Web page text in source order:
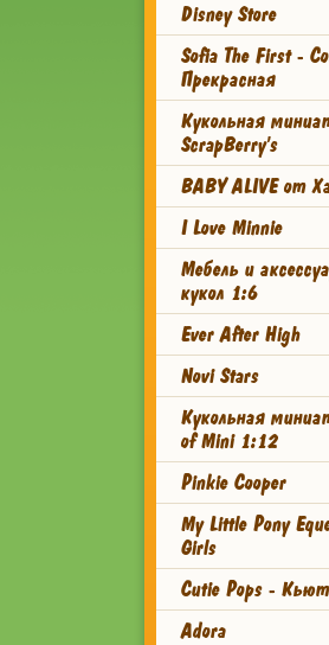
Disney Store
Sofia The First -
Прекрасная
Кукольная
ScrapBerry's
BABY ALIVE от
I Love Minnie
Мебель и
кукол 1:6
Ever After High
Novi Stars
Кукольная
of Mini 1:12
Pinkie Cooper
My Little Pony
Girls
Cutie Pops -
Adora